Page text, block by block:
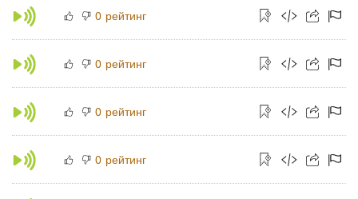
0 рейтинг
0 рейтинг
0 рейтинг
0 рейтинг